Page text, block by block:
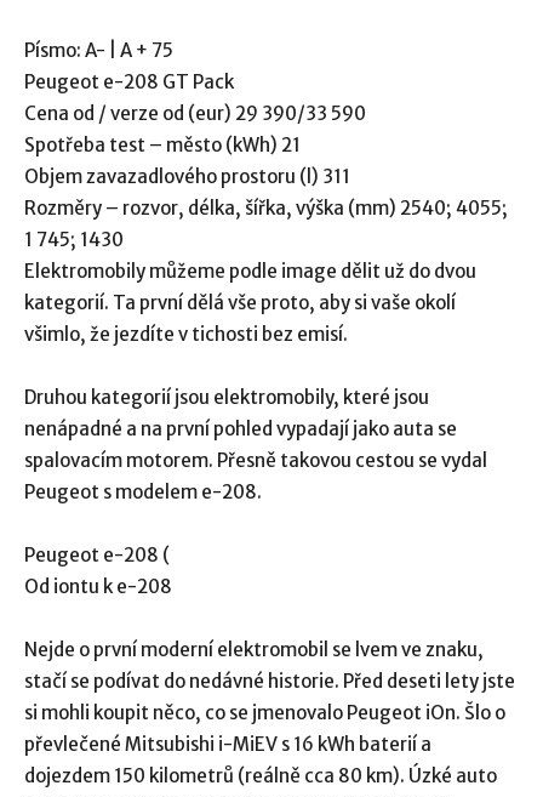
Písmo: A- | A + 75
Peugeot e-208 GT Pack
Cena od / verze od (eur) 29 390/33 590
Spotřeba test – město (kWh) 21
Objem zavazadlového prostoru (l) 311
Rozměry – rozvor, délka, šířka, výška (mm) 2540; 4055;
1 745; 1430
Elektromobily můžeme podle image dělit už do dvou
kategorií. Ta první dělá vše proto, aby si vaše okolí
všimlo, že jezdíte v tichosti bez emisí.
Druhou kategorií jsou elektromobily, které jsou
nenápadné a na první pohled vypadají jako auta se
spalovacím motorem. Přesně takovou cestou se vydal
Peugeot s modelem e-208.
Peugeot e-208 (
Od iontu k e-208
Nejde o první moderní elektromobil se lvem ve znaku,
stačí se podívat do nedávné historie. Před deseti lety jste
si mohli koupit něco, co se jmenovalo Peugeot iOn. Šlo o
převlečené Mitsubishi i-MiEV s 16 kWh baterií a
dojezdem 150 kilometrů (reálně cca 80 km). Úzké auto